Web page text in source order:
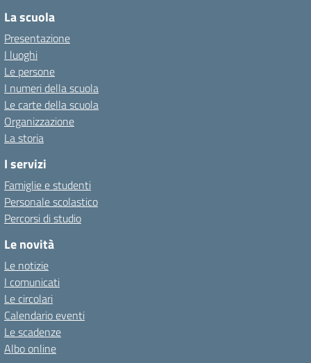
La scuola
Presentazione
I luoghi
Le persone
I numeri della scuola
Le carte della scuola
Organizzazione
La storia
I servizi
Famiglie e studenti
Personale scolastico
Percorsi di studio
Le novità
Le notizie
I comunicati
Le circolari
Calendario eventi
Le scadenze
Albo online